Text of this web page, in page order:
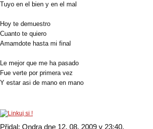
Tuyo en el bien y en el mal
Hoy te demuestro
Cuanto te quiero
Amamdote hasta mi final
Le mejor que me ha pasado
Fue verte por primera vez
Y estar asi de mano en mano
Přidal: Ondra dne 12. 08. 2009 v 23:40.